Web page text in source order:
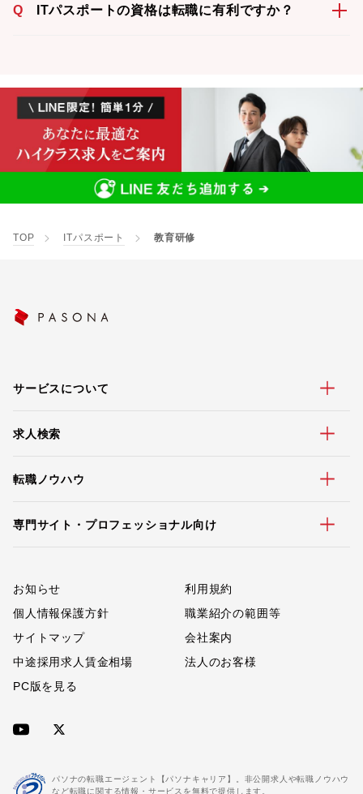
Q ITパスポートの資格は転職に有利ですか？
TOP ITパスポート 教育研修
サービスについて
求人検索
転職ノウハウ
専門サイト・プロフェッショナル向け
お知らせ
利用規約
個人情報保護方針
職業紹介の範囲等
サイトマップ
会社案内
中途採用求人賃金相場
法人のお客様
PC版を見る
パソナの転職エージェント【パソナキャリア】。非公開求人や転職ノウハウ
など転職に関する情報・サービスを無料で提供します。